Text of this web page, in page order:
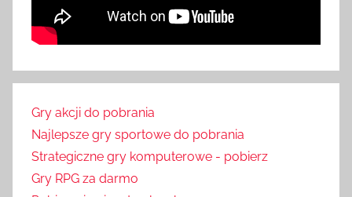
Gry akcji do pobrania
Najlepsze gry sportowe do pobrania
Strategiczne gry komputerowe - pobierz
Gry RPG za darmo